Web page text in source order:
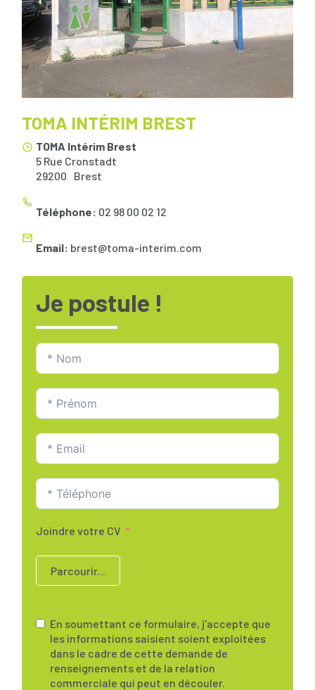
TOMA INTÉRIM BREST
TOMA Intérim Brest
5 Rue Cronstadt
Brest
29200
Téléphone: 02 98 00 02 12
Email: brest@toma-interim.com
Je postule !
Joindre votre CV
Parcourir...
En soumettant ce formulaire, j'accepte que
les informations saisient soient exploitées
dans le cadre de cette demande de
renseignements et de la relation
commerciale qui peut en découler.